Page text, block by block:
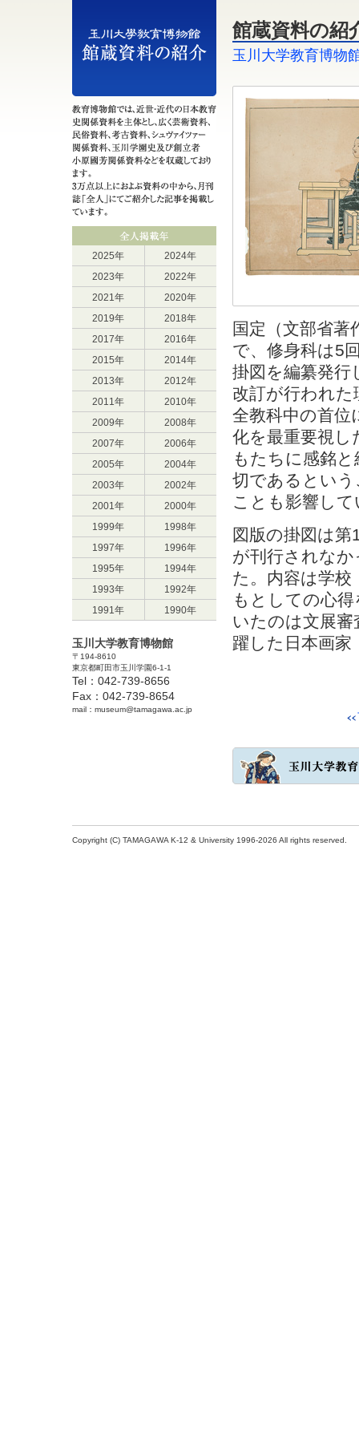
2025年
2024年
2023年
2022年
2021年
2020年
2019年
2018年
2017年
2016年
2015年
2014年
2013年
2012年
2011年
2010年
2009年
2008年
2007年
2006年
2005年
2004年
2003年
2002年
2001年
2000年
1999年
1998年
1997年
1996年
1995年
1994年
1993年
1992年
1991年
1990年
玉川大学教育博物館
〒194-8610
東京都町田市玉川学園6-1-1
Tel：042-739-8656
Fax：042-739-8654
mail：museum@tamagawa.ac.jp
館蔵資料の紹
玉川大学教育博物
国定（文部省
で、修身科は5
掛図を編纂発
改訂が行われた
全教科中の首位
化を最重要視
もたちに感銘
切であるとい
ことも影響して
図版の掛図は
が刊行されな
た。内容は学校
もとしての心
いたのは文展審
躍した日本画
Copyright (C) TAMAGAWA K-12 & University 1996-2026 All rights reserved.